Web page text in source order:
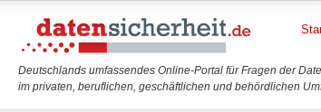
Deutschlands umfassendes Online-Portal für Fragen der
im privaten, beruflichen, geschäftlichen und behördlichen